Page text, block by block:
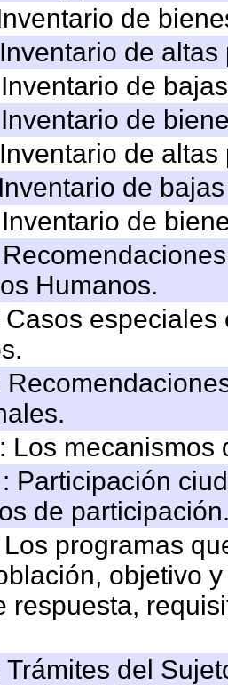
de
de
de
de
de
de
de
Humanos.
Casos
Los
Participación
de
Los programas
objetivo
respuesta,
Trámites del